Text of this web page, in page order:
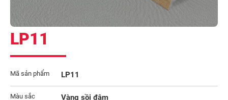
LP11
Mã sản phẩm LP11
Màu sắc Vàng sồi đậm